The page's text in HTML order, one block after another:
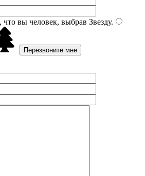
вы человек, выбрав Звезду.